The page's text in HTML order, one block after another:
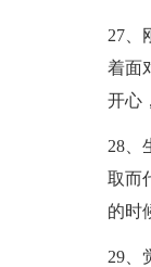
27、
着面
开心
28、
取而
的时
29、